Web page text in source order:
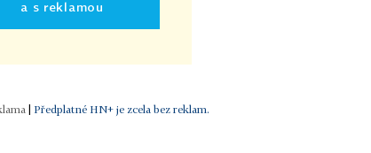
a s reklamou
| Předplatné HN+ je zcela bez reklam.